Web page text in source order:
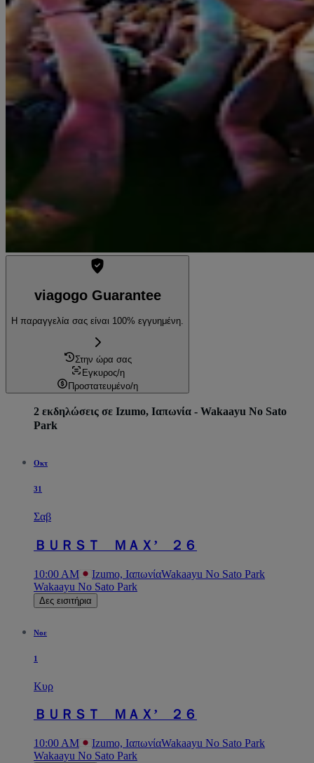
viagogo Guarantee
Η παραγγελία σας είναι 100% εγγυημένη.
Στην ώρα σας
Εγκυρος/η
Προστατευμένο/η
2 εκδηλώσεις σε Izumo, Ιαπωνία - Wakaayu No Sato
Park
Οκτ
31
Σαβ
ＢＵＲＳＴ ＭＡＸ’ ２６
10:00 AM Izumo, ΙαπωνίαWakaayu No Sato Park
Wakaayu No Sato Park
Δες εισιτήρια
Νοε
1
Κυρ
ＢＵＲＳＴ ＭＡＸ’ ２６
10:00 AM Izumo, ΙαπωνίαWakaayu No Sato Park
Wakaayu No Sato Park